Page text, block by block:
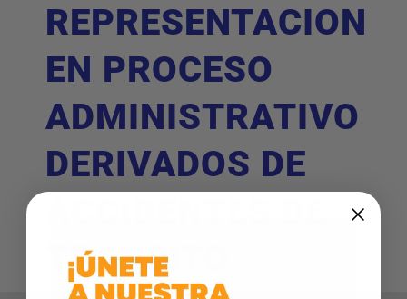
REPRESENTACION
EN PROCESO
ADMINISTRATIVO
DERIVADOS DE
TRANSITO